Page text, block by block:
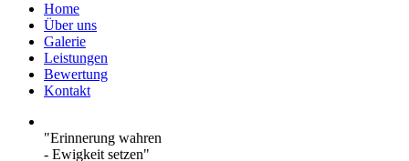
Home
Über uns
Galerie
Leistungen
Bewertung
Kontakt
"Erinnerung wahren
- Ewigkeit setzen"